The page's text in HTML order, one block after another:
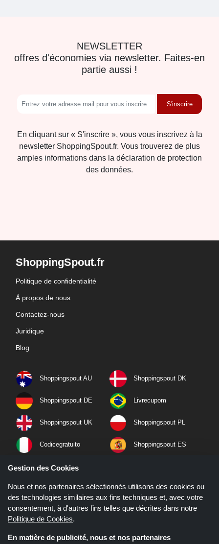
NEWSLETTER
offres d'économies via newsletter. Faites-en
partie aussi !
S'inscrire
En cliquant sur « S'inscrire », vous vous inscrivez à la
newsletter ShoppingSpout.fr. Vous trouverez de plus
amples informations dans la déclaration de protection
des données.
ShoppingSpout.fr
Politique de confidentialité
À propos de nous
Contactez-nous
Juridique
Blog
Shoppingspout AU Shoppingspout DK
Shoppingspout DE Livrecupom
Shoppingspout UK Shoppingspout PL
Codicegratuito Shoppingspout ES
Shoppingspout NL
Shoppingspout PT Shoppingspout NO
Gestion des Cookies
Nous et nos partenaires sélectionnés utilisons des cookies ou
des technologies similaires aux fins techniques et, avec votre
consentement, à d'autres fins telles que décrites dans notre
Politique de Cookies.
En matière de publicité, nous et nos partenaires